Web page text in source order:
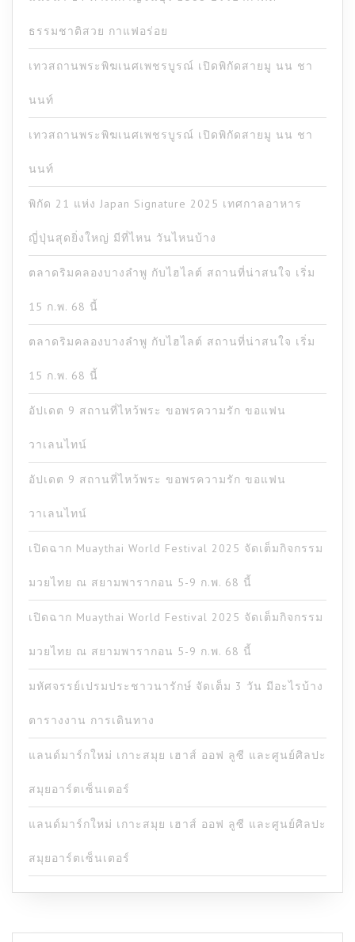
ธรรมชาติสวย กาแฟอร่อย
เทวสถานพระพิฆเนศเพชรบูรณ์ เปิดพิกัดสายมู นน ชา
นนท์
เทวสถานพระพิฆเนศเพชรบูรณ์ เปิดพิกัดสายมู นน ชา
นนท์
พิกัด 21 แห่ง Japan Signature 2025 เทศกาลอาหาร
ญี่ปุ่นสุดยิ่งใหญ่ มีที่ไหน วันไหนบ้าง
ตลาดริมคลองบางลำพู กับไฮไลต์ สถานที่น่าสนใจ เริ่ม
15 ก.พ. 68 นี้
ตลาดริมคลองบางลำพู กับไฮไลต์ สถานที่น่าสนใจ เริ่ม
15 ก.พ. 68 นี้
อัปเดต 9 สถานที่ไหว้พระ ขอพรความรัก ขอแฟน
วาเลนไทน์
อัปเดต 9 สถานที่ไหว้พระ ขอพรความรัก ขอแฟน
วาเลนไทน์
เปิดฉาก Muaythai World Festival 2025 จัดเต็มกิจกรรม
มวยไทย ณ สยามพารากอน 5-9 ก.พ. 68 นี้
เปิดฉาก Muaythai World Festival 2025 จัดเต็มกิจกรรม
มวยไทย ณ สยามพารากอน 5-9 ก.พ. 68 นี้
มหัศจรรย์เปรมประชาวนารักษ์ จัดเต็ม 3 วัน มีอะไรบ้าง
ตารางงาน การเดินทาง
แลนด์มาร์กใหม่ เกาะสมุย เฮาส์ ออฟ ลูซี และศูนย์ศิลปะ
สมุยอาร์ตเซ็นเตอร์
แลนด์มาร์กใหม่ เกาะสมุย เฮาส์ ออฟ ลูซี และศูนย์ศิลปะ
สมุยอาร์ตเซ็นเตอร์